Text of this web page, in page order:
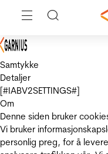
Samtykke
Detaljer
[#IABV2SETTINGS#]
Om
Denne siden bruker
Vi bruker
personlig preg, for å